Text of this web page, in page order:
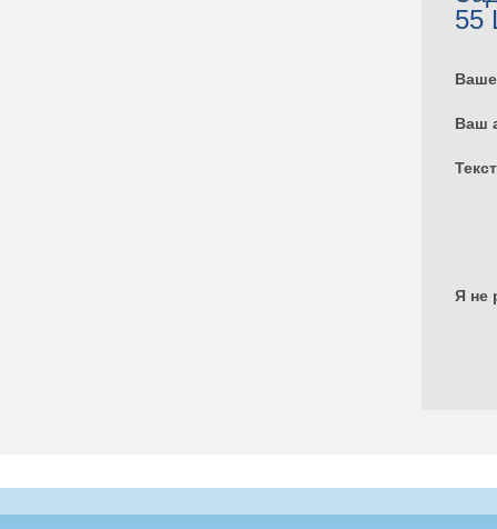
55
Ваш
Я не